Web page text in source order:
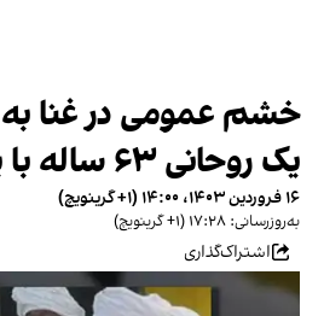
خشم عمومی در غنا به
یک روحانی ۶۳ ساله با یک کودک
۱۶ فروردین ۱۴۰۳، ۱۴:۰۰ (‎+۱ گرینویچ)
به‌روزرسانی: ۱۷:۲۸ (‎+۱ گرینویچ)
اشتراک‌گذاری